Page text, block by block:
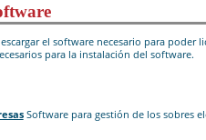
el software necesario para poder
para la instalación del software.
Software para gestión de los sobres